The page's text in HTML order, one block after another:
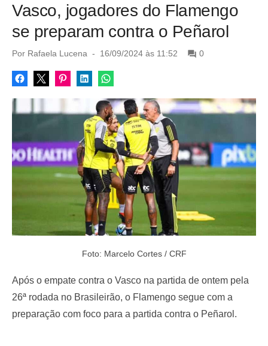
Vasco, jogadores do Flamengo
se preparam contra o Peñarol
Por Rafaela Lucena
P
s
t
d
o
n
16/09/2024 às 11:52 0
Foto: Marcelo Cortes / CRF
Após o empate contra o Vasco na partida de ontem pela
26ª rodada no Brasileirão, o Flamengo segue com a
preparação com foco para a partida contra o Peñarol.